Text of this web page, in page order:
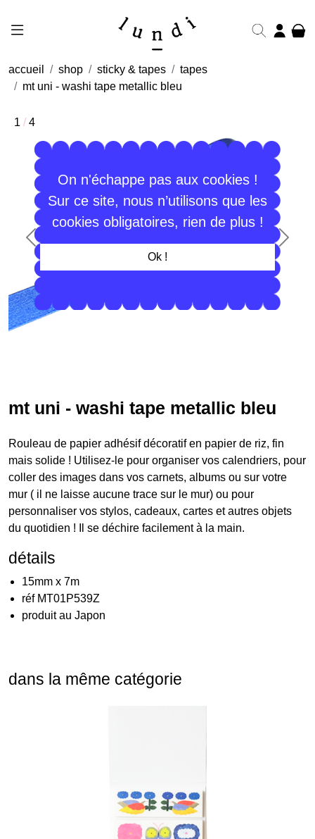
On n'échappe pas aux cookies !
Sur ce site, nous n’utilisons que les
cookies obligatoires, rien de plus !
Ok !
accueil shop sticky & tapes
tapes
mt uni - washi tape metallic bleu
1 / 4
Précédent
mt uni - washi tape metallic bleu
Rouleau de papier adhésif décoratif en papier de riz, fin
mais solide ! Utilisez-le pour organiser vos calendriers, pour
coller des images dans vos carnets, albums ou sur votre
mur ( il ne laisse aucune trace sur le mur) ou pour
personnaliser vos stylos, cadeaux, cartes et autres objets
du quotidien ! Il se déchire facilement à la main.
détails
15mm x 7m
réf MT01P539Z
produit au Japon
dans la même catégorie